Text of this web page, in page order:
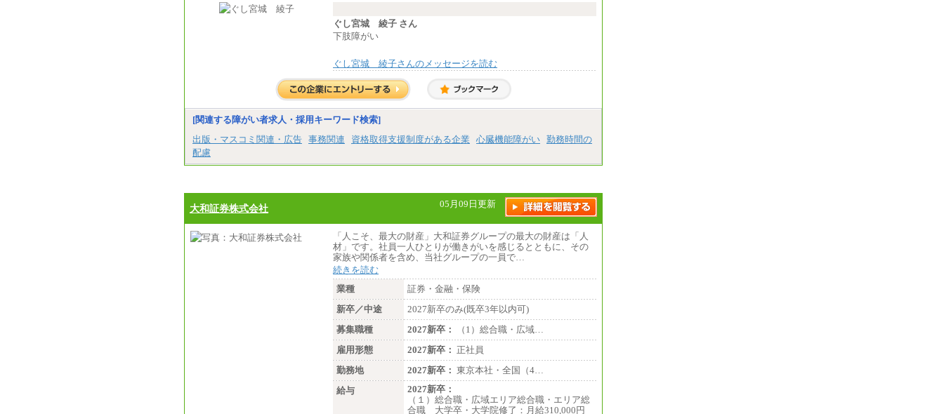
月給250,000円～(※1)、247,000円～(※2)、24
・月給は一律地域手当を含んだ金額を表示
（※1…36,000円、※2…33,000円、※3…28,0
・試用期間中も給与変更なし
◆正社員/基幹職
〈愛知〉月給194,500 円～ 〈福岡〉月給185,0
・一律地域手当なし
◆契約社員
月給187,500円～(※1)、184,000円～(※2)、18
0,500円～(※3)、170,500～(※4)、168,000円
～（※5）
※1…東京都、埼玉県、千葉県、神奈川県
※2…大阪府、京都府、兵庫県、滋賀県
※4…北海道、宮城県、栃木県、群馬県、長
野県、新潟県、富山県、石川県、岡山県、広
島県、山口県、香川県、福岡県
※5…青森県、鳥取県、島根県、愛媛県、高
知県、大分県、長崎県、熊本県、宮崎県、鹿
児島県、沖縄県、福島県、山形県
◆パート・アルバイト
時給制：最低時給額 1,050円～ ※勤務地によ
り異なる。
【エアサーブ】
月給223,000円～
※試用期間中も給与に変更はございません。
ぐし宮城 綾子 さん
下肢障がい
ぐし宮城 綾子さんのメッセージを読む
[関連する障がい者求人・採用キーワード検索]
出版・マスコミ関連・広告 事務関連 資格取得支援制度がある企業 心臓機能障がい 勤務時間の
配慮
大和証券株式会社 05月09日更新
「人こそ、最大の財産」大和証券グループの最大の財産は「人
材」です。社員一人ひとりが働きがいを感じるとともに、その
家族や関係者を含め、当社グループの一員で…
続きを読む
業種
証券・金融・保険
新卒／中途
2027新卒のみ(既卒3年以内可)
募集職種
2027新卒：
（1）総合職・広域…
雇用形態
2027新卒： 正社員
勤務地
2027新卒： 東京本社・全国（4…
給与
2027新卒：
（１）総合職・広域エリア総合職・エリア総
合職 大学卒・大学院修了：月給310,000円